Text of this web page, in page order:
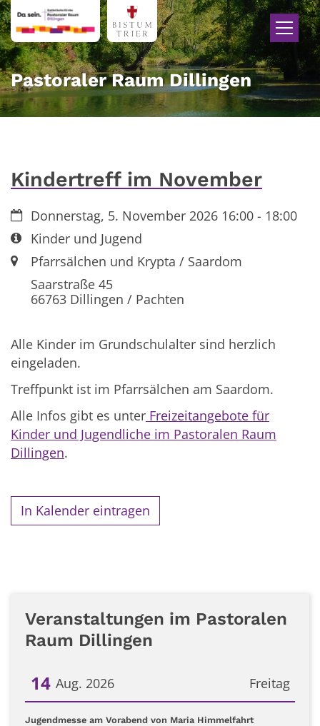
Zum Inhalt springen
Pastoraler Raum Dillingen
Kindertreff im November
Datum:Donnerstag, 5. November 2026 16:00 - 18:00
Art bzw. Nummer:
Kinder und Jugend
Ort:Pfarrsälchen und Krypta / Saardom
Saarstraße 45
66763Dillingen / Pachten
Alle Kinder im Grundschulalter sind herzlich
eingeladen.
Treffpunkt ist im Pfarrsälchen am Saardom.
Alle Infos gibt es unter Freizeitangebote für
Kinder und Jugendliche im Pastoralen Raum
Dillingen.
In Kalender eintragen
Veranstaltungen im Pastoralen
Raum Dillingen
Freitag
14 Aug. 2026
Datum: 14. August 2026
Jugendmesse am Vorabend von Maria Himmelfahrt: